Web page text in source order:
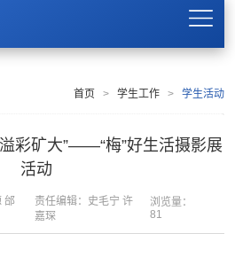
首页 > 学生工作 > 学生活动
彩矿大”——“梅”好生活摄影展
活动
邰
责任编辑：史毛宁 许
嘉琛
浏览量：
81